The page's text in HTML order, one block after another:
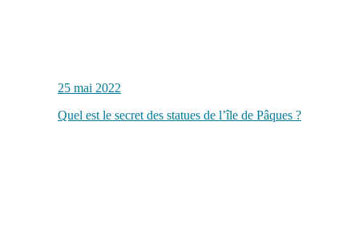
25 mai 2022
Quel est le secret des statues de l’île de Pâques ?